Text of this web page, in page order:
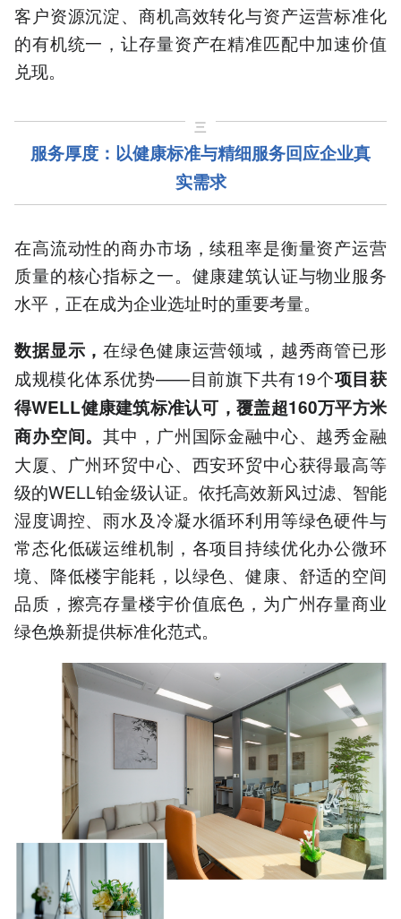
客户资源沉淀、商机高效转化与资产运营标准化
的有机统一，让存量资产在精准匹配中加速价值
兑现。
三
服务厚度：以健康标准与精细服务回应企业真
实需求
在高流动性的商办市场，续租率是衡量资产运营
质量的核心指标之一。健康建筑认证与物业服务
水平，正在成为企业选址时的重要考量。
数据显示，在绿色健康运营领域，越秀商管已形
成规模化体系优势——目前旗下共有19个项目获
得WELL健康建筑标准认可，覆盖超160万平方米
商办空间。其中，广州国际金融中心、越秀金融
大厦、广州环贸中心、西安环贸中心获得最高等
级的WELL铂金级认证。依托高效新风过滤、智能
湿度调控、雨水及冷凝水循环利用等绿色硬件与
常态化低碳运维机制，各项目持续优化办公微环
境、降低楼宇能耗，以绿色、健康、舒适的空间
品质，擦亮存量楼宇价值底色，为广州存量商业
绿色焕新提供标准化范式。